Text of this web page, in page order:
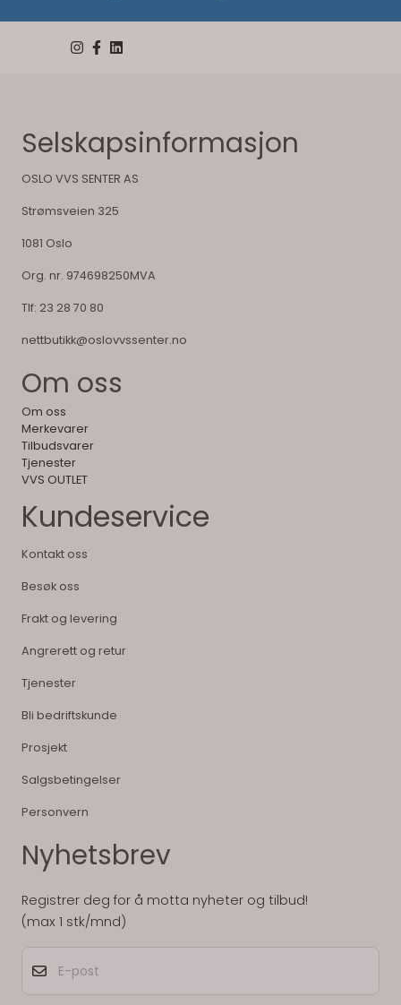
Selskapsinformasjon
OSLO VVS SENTER AS
Strømsveien 325
1081 Oslo
Org. nr. 974698250MVA
Tlf: 23 28 70 80
nettbutikk@oslovvssenter.no
Om oss
Om oss
Merkevarer
Tilbudsvarer
Tjenester
VVS OUTLET
Kundeservice
Kontakt oss
Besøk oss
Frakt og levering
Angrerett og retur
Tjenester
Bli bedriftskunde
Prosjekt
Salgsbetingelser
Personvern
Nyhetsbrev
Registrer deg for å motta nyheter og tilbud!
(max 1 stk/mnd)